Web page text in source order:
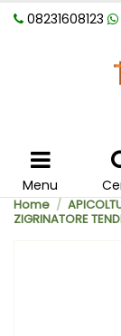
08231608123
Menu
Home
ZIGRINATORE